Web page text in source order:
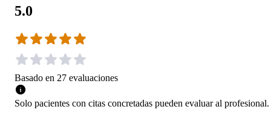
5.0
Basado en 27 evaluaciones
Solo pacientes con citas concretadas pueden evaluar al profesional.